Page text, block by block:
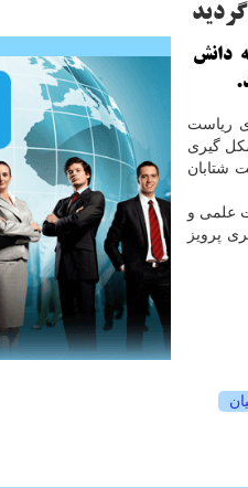
دانش
ریاست
گیری
شتابان
علمی و
پرویز